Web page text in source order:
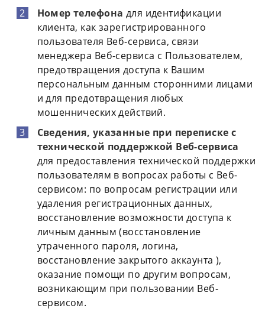
Номер телефона для идентификации
клиента, как зарегистрированного
пользователя Веб-сервиса, связи
менеджера Веб-сервиса с Пользователем,
предотвращения доступа к Вашим
персональным данным сторонними лицами
и для предотвращения любых
мошеннических действий.
Сведения, указанные при переписке с
технической поддержкой Веб-сервиса
для предоставления технической поддержки
пользователям в вопросах работы с Веб-
сервисом: по вопросам регистрации или
удаления регистрационных данных,
восстановление возможности доступа к
личным данным (восстановление
утраченного пароля, логина,
восстановление закрытого аккаунта ),
оказание помощи по другим вопросам,
возникающим при пользовании Веб-
сервисом.